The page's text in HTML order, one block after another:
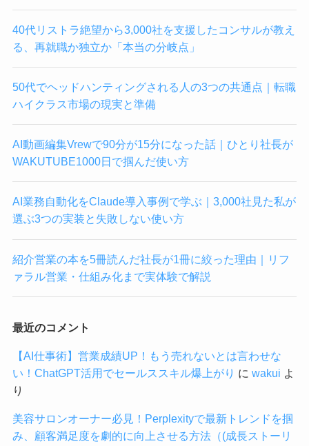
40代リストラ絶望から3,000社を支援したコンサルが教え
る、再就職か独立か「本当の分岐点」
50代でヘッドハンティングされる人の3つの共通点｜転職
ハイクラス市場の現実と準備
AI動画編集Vrewで90分が15分になった話｜ひとり社長が
WAKUTUBE1000日で掴んだ使い方
AI業務自動化をClaude導入事例で学ぶ｜3,000社見た私が
選ぶ3つの実装と失敗しない使い方
紹介営業の本を5冊読んだ社長が1冊に絞った理由｜リフ
ァラル営業・仕組み化まで実体験で解説
最近のコメント
【AI仕事術】営業成績UP！もう売れないとは言わせな
い！ChatGPT活用でセールススキル爆上がり に wakui よ
り
美容サロンオーナー必見！Perplexityで最新トレンドを掴
み、顧客満足度を劇的に向上させる方法（(成長ストーリ